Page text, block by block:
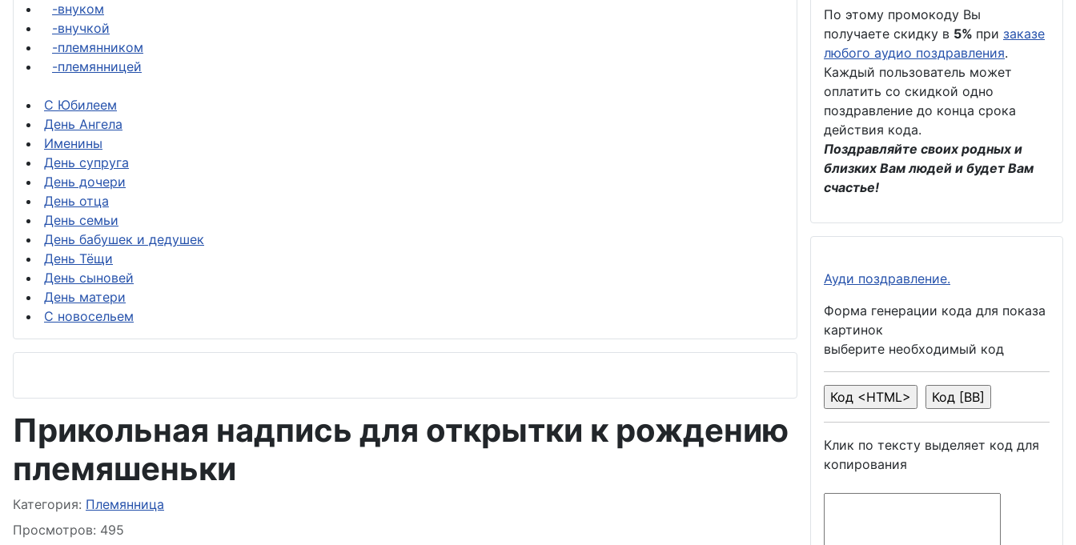
-внуком
-внучкой
-племянником
-племянницей
С Юбилеем
День Ангела
Именины
День супруга
День дочери
День отца
День семьи
День бабушек и дедушек
День Тёщи
День сыновей
День матери
С новосельем
Прикольная надпись для открытки к рождению
племяшеньки
Информация о материале
Категория: Племянница
Просмотров: 495
По этому промокоду Вы
получаете скидку в 5% при заказе
любого аудио поздравления.
Каждый пользователь может
оплатить со скидкой одно
поздравление до конца срока
действия кода.
Поздравляйте своих родных и
близких Вам людей и будет Вам
счастье!
Ауди поздравление.
Форма генерации кода для показа
картинок
выберите необходимый код
Клик по тексту выделяет код для
копирования